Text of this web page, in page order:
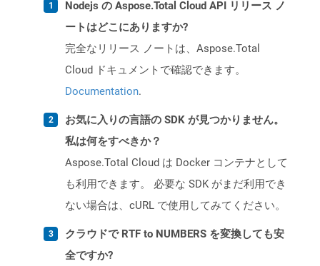
Nodejs の Aspose.Total Cloud API リリース ノ
ートはどこにありますか?
完全なリリース ノートは、Aspose.Total
Cloud ドキュメントで確認できます。
Documentation.
お気に入りの言語の SDK が見つかりません。
私は何をすべきか？
Aspose.Total Cloud は Docker コンテナとして
も利用できます。 必要な SDK がまだ利用でき
ない場合は、cURL で使用してみてください。
クラウドで RTF to NUMBERS を変換しても安
全ですか?